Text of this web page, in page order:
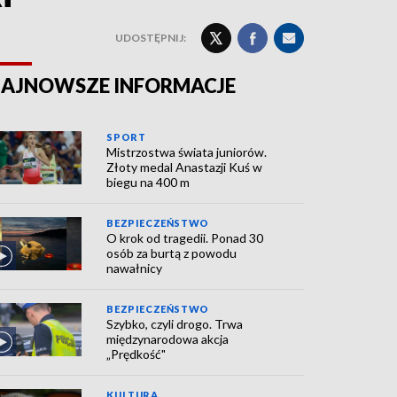
UDOSTĘPNIJ:
INFORMACJE
SPORT
Mistrzostwa świata juniorów.
Złoty medal Anastazji Kuś w
biegu na 400 m
BEZPIECZEŃSTWO
O krok od tragedii. Ponad 30
osób za burtą z powodu
nawałnicy
BEZPIECZEŃSTWO
Szybko, czyli drogo. Trwa
międzynarodowa akcja
„Prędkość"